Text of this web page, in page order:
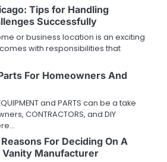
Tips for Handling
Successfully
or business location is an exciting
with responsibilities that
For Homeowners And
and PARTS can be a take
CONTRACTORS, and DIY
For Deciding On A
Manufacturer